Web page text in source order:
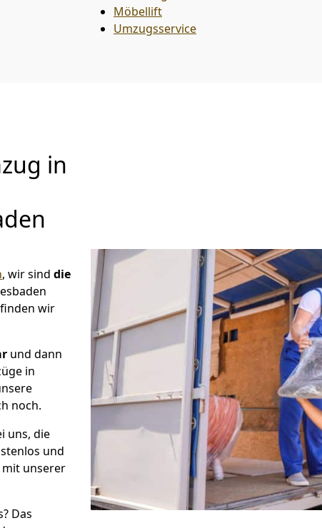
Möbellift
Umzugsservice
in
, wir sind die
wir
und dann
in
noch.
uns, die
und
mit unserer
Das